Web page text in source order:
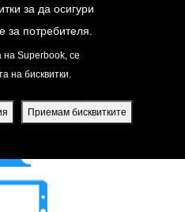
за да осигури
за потребителя.
на Superbook, се
на бисквитки.
Приемам бисквитките